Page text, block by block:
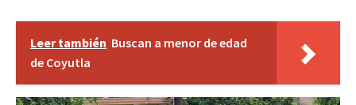
Leer también Buscan a menor de edad
de Coyutla